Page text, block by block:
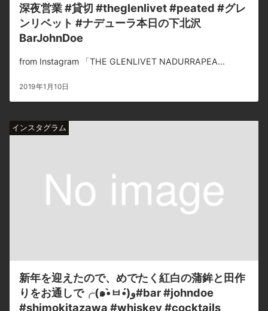
深夜営業 #貸切 #theglenlivet #peated #グレ
ンリベット #ナデューラ本日の下北沢
BarJohnDoe
from Instagram 「THE GLENLIVET NADURRAPEA...
2019年1月10日
インスタグラム
新年を迎えたので、めでたく紅白の蒲鉾と田作
りをお通しで╭(๑•̀ㅂ•́)و#bar #johndoe
#shimokitazawa #whiskey #cocktails